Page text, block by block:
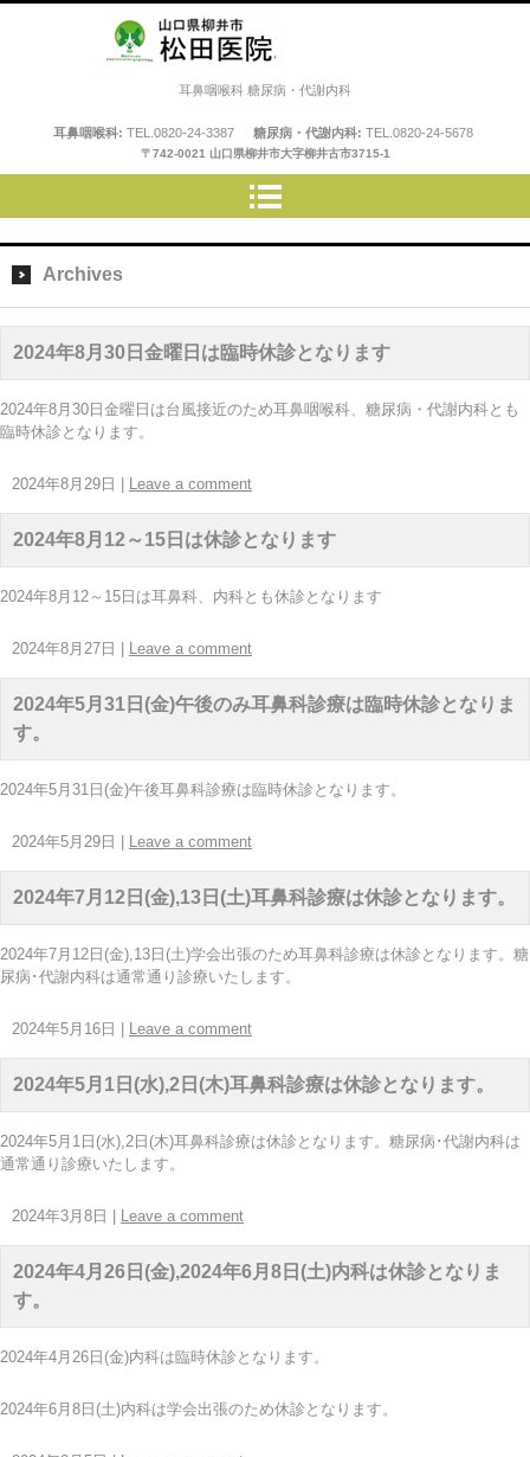
松田医院耳鼻咽喉科 糖尿病・代謝内科
耳鼻咽喉科: TEL. 0820-24-3387 糖尿病・代謝内科: TEL. 0820-24-5678
〒742-0021 山口県柳井市大字柳井古市3715-1
Archives
2024年8月30日金曜日は臨時休診となります
2024年8月30日金曜日は台風接近のため耳鼻咽喉科、糖尿病・代謝内科とも
臨時休診となります。
2024年8月29日 Leave a comment
2024年8月12～15日は休診となります
2024年8月12～15日は耳鼻科、内科とも休診となります
2024年8月27日 Leave a comment
2024年5月31日(金)午後のみ耳鼻科診療は臨時休診となりま
す。
2024年5月31日(金)午後耳鼻科診療は臨時休診となります。
2024年5月29日 Leave a comment
2024年7月12日(金),13日(土)耳鼻科診療は休診となります。
2024年7月12日(金),13日(土)学会出張のため耳鼻科診療は休診となります。糖
尿病･代謝内科は通常通り診療いたします。
2024年5月16日 Leave a comment
2024年5月1日(水),2日(木)耳鼻科診療は休診となります。
2024年5月1日(水),2日(木)耳鼻科診療は休診となります。糖尿病･代謝内科は
通常通り診療いたします。
2024年3月8日 Leave a comment
2024年4月26日(金),2024年6月8日(土)内科は休診となりま
す。
2024年4月26日(金)内科は臨時休診となります。
2024年6月8日(土)内科は学会出張のため休診となります。